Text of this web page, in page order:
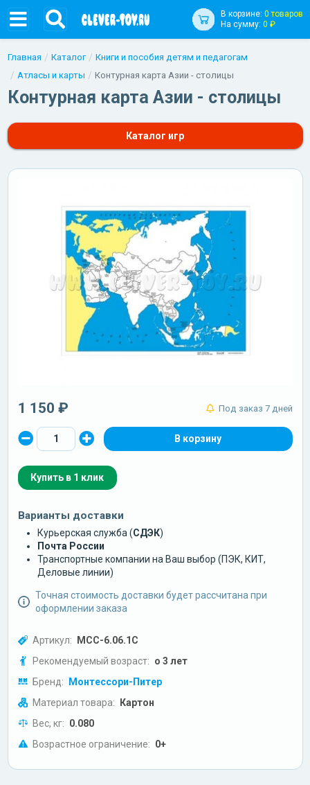
В корзине: 0 товаров
На сумму: 0 ₽
Главная Каталог
Книги и пособия детям и педагогам
Атласы и карты
Контурная карта Азии - столицы
Контурная карта Азии - столицы
Каталог игр
1 150 ₽ Под заказ 7 дней
Купить в 1 клик
Варианты доставки
Курьерская служба (СДЭК)
Почта России
Транспортные компании на Ваш выбор (ПЭК, КИТ,
Деловые линии)
Точная стоимость доставки будет рассчитана при
оформлении заказа
Артикул: МСС-6.06.1С
Рекомендуемый возраст: о 3 лет
Бренд: Монтессори-Питер
Материал товара: Картон
Вес, кг: 0.080
Возрастное ограничение: 0+